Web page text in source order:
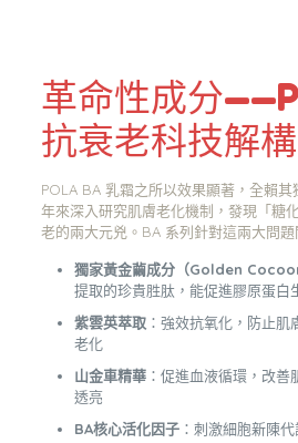
革命性成分
抗衰老科技解構
POLA BA 乳霜之所以效果顯著，全賴
年來深入研究肌膚老化機制，發現「糖
老的兩大元兇。BA 系列針對這兩大問題
獨家黃金繭成分（Golden
提取的珍貴胜肽，能促進膠原蛋白
紫雲英萃取：強效抗氧化，防止肌
老化
山金車精華：促進血液循環，改善
透亮
BA核心活化因子：刺激細胞新陳